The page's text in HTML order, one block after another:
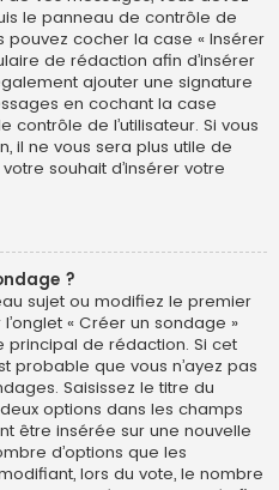
le panneau de contrôle de
pouvez cocher la case « Insérer
de rédaction afin d’insérer
ajouter une signature
en cochant la case
de l’utilisateur. Si vous
il ne vous sera plus utile de
souhait d’insérer votre
?
sujet ou modifiez le premier
« Créer un sondage »
de rédaction. Si cet
probable que vous n’ayez pas
Saisissez le titre du
options dans les champs
être insérée sur une nouvelle
d’options que les
lors du vote, le nombre